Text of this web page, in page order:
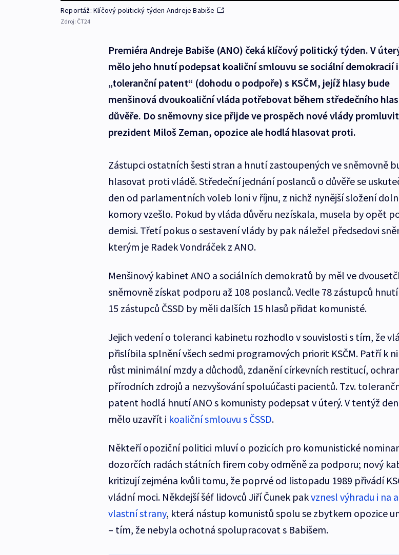
Reportáž: Klíčový politický týden Andreje Babiše
Zdroj: ČT24
Premiéra Andreje Babiše (ANO) čeká klíčový politický týden. V
mělo jeho hnutí podepsat koaliční smlouvu se sociální demokracií
„toleranční patent“ (dohodu o podpoře) s KSČM, jejíž hlasy bude
menšinová dvoukoaliční vláda potřebovat během středečního
důvěře. Do sněmovny sice přijde ve prospěch nové vlády promluvit
prezident Miloš Zeman, opozice ale hodlá hlasovat proti.
Zástupci ostatních šesti stran a hnutí zastoupených ve sněmovně
hlasovat proti vládě. Středeční jednání poslanců o důvěře se
den od parlamentních voleb loni v říjnu, z nichž nynější složení
komory vzešlo. Pokud by vláda důvěru nezískala, musela by opět
demisi. Třetí pokus o sestavení vlády by pak náležel předsedovi
kterým je Radek Vondráček z ANO.
Menšinový kabinet ANO a sociálních demokratů by měl ve
sněmovně získat podporu až 108 poslanců. Vedle 78 zástupců hnutí
15 zástupců ČSSD by měli dalších 15 hlasů přidat komunisté.
Jejich vedení o toleranci kabinetu rozhodlo v souvislosti s tím, že
přislíbila splnění všech sedmi programových priorit KSČM. Patří k
růst minimální mzdy a důchodů, zdanění církevních restitucí,
přírodních zdrojů a nezvyšování spoluúčasti pacientů. Tzv.
patent hodlá hnutí ANO s komunisty podepsat v úterý. V tentýž
mělo uzavřít i koaliční smlouvu s ČSSD.
Někteří opoziční politici mluví o pozicích pro komunistické
dozorčích radách státních firem coby odměně za podporu; nový
kritizují zejména kvůli tomu, že poprvé od listopadu 1989 přivádí
vládní moci. Někdejší šéf lidovců Jiří Čunek pakvznesl výhradu i na
vlastní strany, která nástup komunistů spolu se zbytkem opozice
– tím, že nebyla ochotná spolupracovat s Babišem.